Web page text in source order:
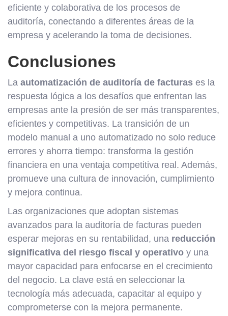
eficiente y colaborativa de los procesos de
auditoría, conectando a diferentes áreas de la
empresa y acelerando la toma de decisiones.
Conclusiones
La automatización de auditoría de facturas es la
respuesta lógica a los desafíos que enfrentan las
empresas ante la presión de ser más transparentes,
eficientes y competitivas. La transición de un
modelo manual a uno automatizado no solo reduce
errores y ahorra tiempo: transforma la gestión
financiera en una ventaja competitiva real. Además,
promueve una cultura de innovación, cumplimiento
y mejora continua.
Las organizaciones que adoptan sistemas
avanzados para la auditoría de facturas pueden
esperar mejoras en su rentabilidad, una reducción
significativa del riesgo fiscal y operativo y una
mayor capacidad para enfocarse en el crecimiento
del negocio. La clave está en seleccionar la
tecnología más adecuada, capacitar al equipo y
comprometerse con la mejora permanente.